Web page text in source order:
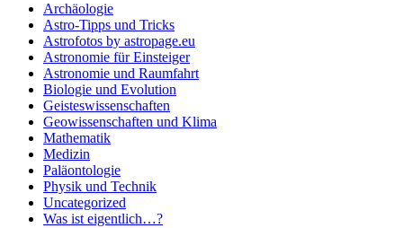
Archäologie
Astro-Tipps und Tricks
Astrofotos by astropage.eu
Astronomie für Einsteiger
Astronomie und Raumfahrt
Biologie und Evolution
Geisteswissenschaften
Geowissenschaften und Klima
Mathematik
Medizin
Paläontologie
Physik und Technik
Uncategorized
Was ist eigentlich…?